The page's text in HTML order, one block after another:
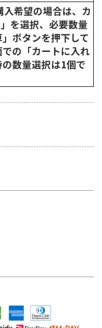
希望の場合は、カ
を選択、必要数量
ボタンを押下して
の「カートに入れ
数量選択は1個で